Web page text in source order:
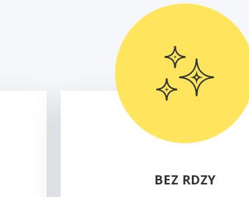
BEZ RDZY